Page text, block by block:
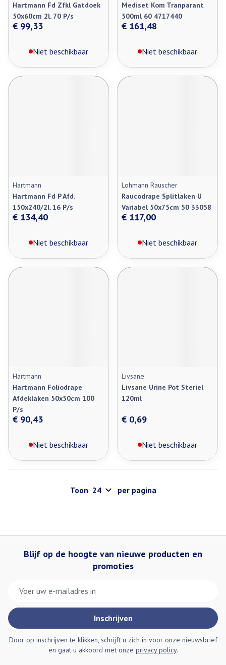
Hartmann Fd Zfkl Gatdoek
50x60cm 2l. 70 P/s
€ 99,33
Niet beschikbaar
Mediset Kom Tranparant
500ml 60 4717440
€ 161,48
Niet beschikbaar
Hartmann
Hartmann Fd P Afd.
150x240/2l. 16 P/s
€ 134,40
Niet beschikbaar
Lohmann Rauscher
Raucodrape Splitlaken U
Variabel 50x75cm 50 33058
€ 117,00
Niet beschikbaar
Hartmann
Hartmann Foliodrape
Afdeklaken 50x50cm 100
P/s
€ 90,43
Niet beschikbaar
Livsane
Livsane Urine Pot Steriel
120ml
€ 0,69
Niet beschikbaar
Toon per pagina
Blijf op de hoogte van nieuwe producten en
promoties
Inschrijven
Door op inschrijven te klikken, schrijft u zich in voor onze nieuwsbrief
en gaat u akkoord met onze privacy policy.